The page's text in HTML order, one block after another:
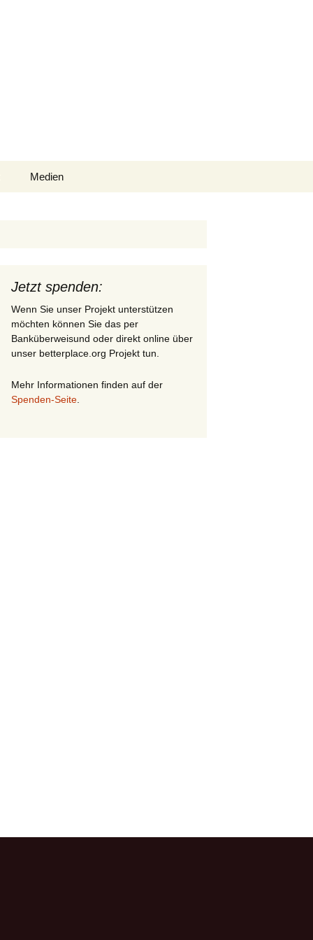
Medien
Jetzt spenden:
Wenn Sie unser Projekt unterstützen
möchten können Sie das per
Banküberweisund oder direkt online über
unser betterplace.org Projekt tun.
Mehr Informationen finden auf der
Spenden-Seite